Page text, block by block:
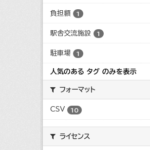
負担額 1
駅舎交流施設 1
駐車場 1
人気のある タグ のみを表示
フォーマット
CSV 10
ライセンス